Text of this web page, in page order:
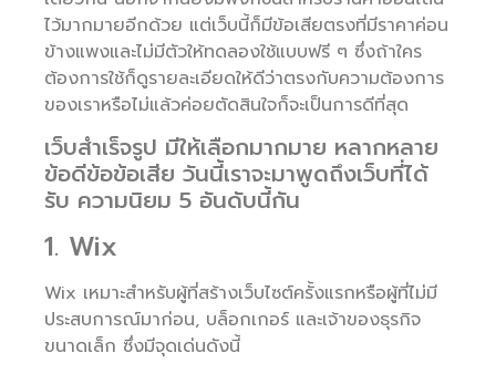
ไว้มากมายอีกด้วย แต่เว็บนี้ก็มีข้อเสียตรงที่มีราคาค่อน
ข้างแพงและไม่มีตัวให้ทดลองใช้แบบฟรี ๆ ซึ่งถ้าใคร
ต้องการใช้ก็ดูรายละเอียดให้ดีว่าตรงกับความต้องการ
ของเราหรือไม่แล้วค่อยตัดสินใจก็จะเป็นการดีที่สุด
เว็บสำเร็จรูป มีให้เลือกมากมาย หลากหลาย
ข้อดีข้อข้อเสีย วันนี้เราจะมาพูดถึงเว็บที่ได้
รับ ความนิยม 5 อันดับนี้กัน
1. Wix
Wix เหมาะสำหรับผู้ที่สร้างเว็บไซต์ครั้งแรกหรือผู้ที่ไม่มี
ประสบการณ์มาก่อน, บล็อกเกอร์ และเจ้าของธุรกิจ
ขนาดเล็ก ซึ่งมีจุดเด่นดังนี้